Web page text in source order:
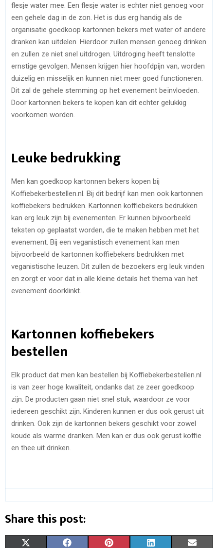
flesje water mee. Een flesje water is echter niet genoeg voor
een gehele dag in de zon. Het is dus erg handig als de
organisatie goedkoop kartonnen bekers met water of andere
dranken kan uitdelen. Hierdoor zullen mensen genoeg drinken
en zullen ze niet snel uitdrogen. Uitdroging heeft tenslotte
ernstige gevolgen. Mensen krijgen hier hoofdpijn van, worden
duizelig en misselijk en kunnen niet meer goed functioneren.
Dit zal de gehele stemming op het evenement beïnvloeden.
Door kartonnen bekers te kopen kan dit echter gelukkig
voorkomen worden.
Leuke bedrukking
Men kan goedkoop kartonnen bekers kopen bij
Koffiebekerbestellen.nl. Bij dit bedrijf kan men ook kartonnen
koffiebekers bedrukken. Kartonnen koffiebekers bedrukken
kan erg leuk zijn bij evenementen. Er kunnen bijvoorbeeld
teksten op geplaatst worden, die te maken hebben met het
evenement. Bij een veganistisch evenement kan men
bijvoorbeeld de kartonnen koffiebekers bedrukken met
veganistische leuzen. Dit zullen de bezoekers erg leuk vinden
en zorgt er voor dat in alle kleine details het thema van het
evenement doorklinkt.
Kartonnen koffiebekers
bestellen
Elk product dat men kan bestellen bij Koffiebekerbestellen.nl
is van zeer hoge kwaliteit, ondanks dat ze zeer goedkoop
zijn. De producten gaan niet snel stuk, waardoor ze voor
iedereen geschikt zijn. Kinderen kunnen er dus ook gerust uit
drinken. Ook zijn de kartonnen bekers geschikt voor zowel
koude als warme dranken. Men kan er dus ook gerust koffie
en thee uit drinken.
Share this post: